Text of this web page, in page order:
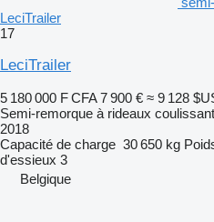
LeciTrailer
17
LeciTrailer
5 180 000 F CFA 7 900 € ≈ 9 128
Semi-remorque à rideaux
2018
Capacité de charge 30 650 kg
d'essieux 3
Belgique